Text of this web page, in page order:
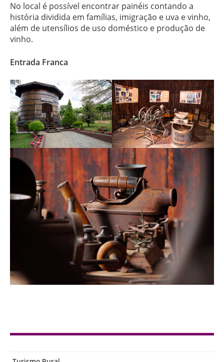
No local é possível encontrar painéis contando a
história dividida em famílias, imigração e uva e vinho,
além de utensílios de uso doméstico e produção de
vinho.
Entrada Franca